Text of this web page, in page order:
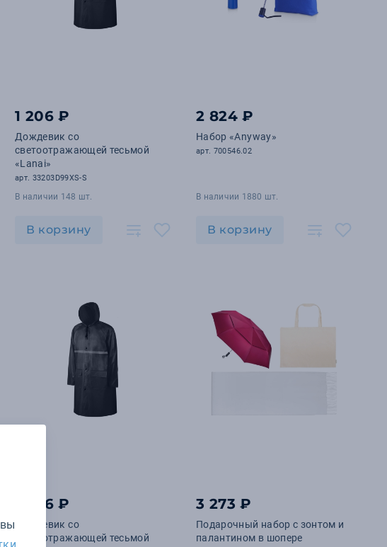
1 206 ₽
Дождевик со
светоотражающей тесьмой
«Lanai»
арт. 33203D99XS-S
В наличии 148 шт.
В корзину
2 824 ₽
Набор «Anyway»
арт. 700546.02
В наличии 1880 шт.
В корзину
1 206 ₽
Дождевик со
светоотражающей тесьмой
3 273 ₽
Подарочный набор с зонтом и
палантином в шопере